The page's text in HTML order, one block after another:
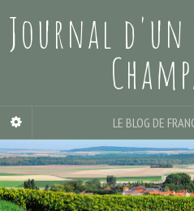
Journal d'un
LE BLOG DE